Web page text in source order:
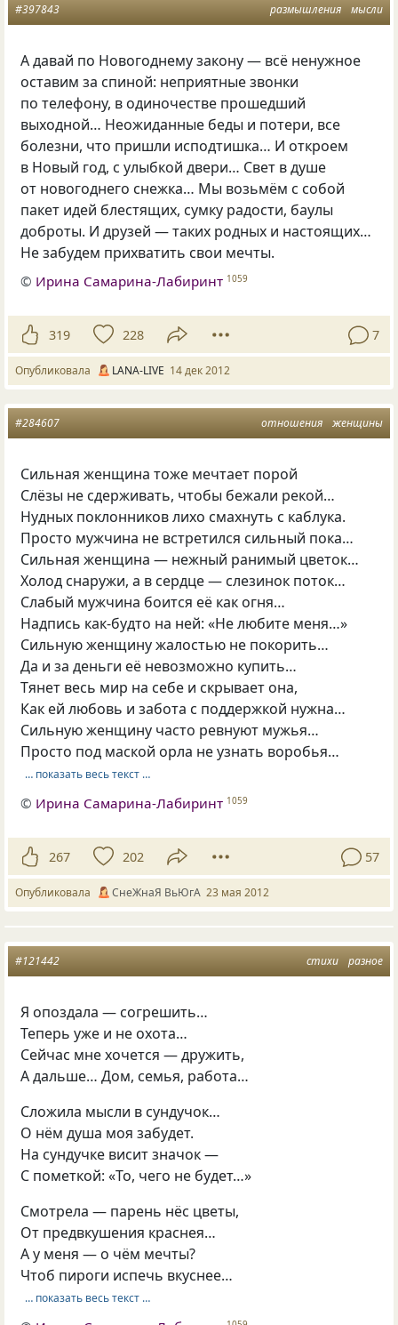
размышления мысли
#397843
А давай по Новогоднему закону — всё ненужное
оставим за спиной: неприятные звонки
по телефону, в одиночестве прошедший
выходной… Неожиданные беды и потери, все
болезни, что пришли исподтишка… И откроем
в Новый год, с улыбкой двери… Свет в душе
от новогоднего снежка… Мы возьмём с собой
пакет идей блестящих, сумку радости, баулы
доброты. И друзей — таких родных и настоящих…
Не забудем прихватить свои мечты.
© Ирина Самарина-Лабиринт 1059
319 228 7
Опубликовала LANA-LIVE 14 дек 2012
отношения женщины
#284607
Сильная женщина тоже мечтает порой
Слёзы не сдерживать, чтобы бежали рекой…
Нудных поклонников лихо смахнуть с каблука.
Просто мужчина не встретился сильный пока…
Сильная женщина — нежный ранимый цветок…
Холод снаружи, а в сердце — слезинок поток…
Слабый мужчина боится её как огня…
Надпись как-будто на ней: «Не любите меня…»
Сильную женщину жалостью не покорить…
Да и за деньги её невозможно купить…
Тянет весь мир на себе и скрывает она,
Как ей любовь и забота с поддержкой нужна…
Сильную женщину часто ревнуют мужья…
Просто под маской орла не узнать воробья…
… показать весь текст …
© Ирина Самарина-Лабиринт 1059
267 202 57
Опубликовала СнеЖнаЯ ВьЮгА 23 мая 2012
стихи разное
#121442
Я опоздала — согрешить…
Теперь уже и не охота…
Сейчас мне хочется — дружить,
А дальше… Дом, семья, работа…
Сложила мысли в сундучок…
О нём душа моя забудет.
На сундучке висит значок —
С пометкой: «То, чего не будет…»
Смотрела — парень нёс цветы,
От предвкушения краснея…
А у меня — о чём мечты?
Чтоб пироги испечь вкуснее…
… показать весь текст …